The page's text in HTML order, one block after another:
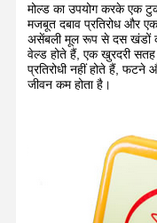
मोल्ड का उपयोग करके एक
मजबूत दबाव प्रतिरोध और
असेंबली मूल रूप से दस खंडों
वेल्ड होते हैं, एक खुरदरी सतह
प्रतिरोधी नहीं होते हैं, फटने
जीवन कम होता है।